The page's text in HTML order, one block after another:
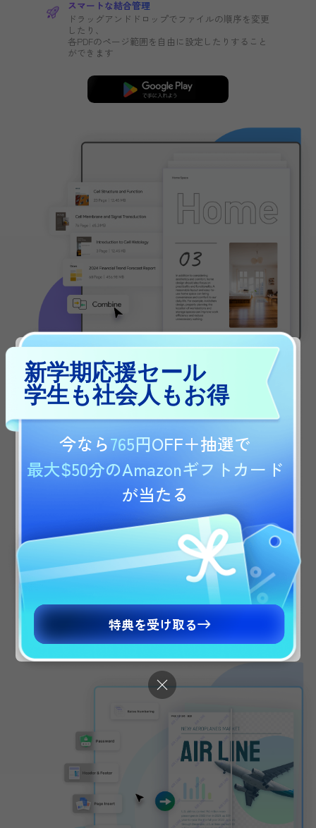
お住まいの地域に合わせたUPDF.comの国別サ
イトに移動しますか？価格、プロモーション、
イベントに関する詳細は、国別サイトで確認で
きます。
Are you visiting updf.com from outside this
region? Visit your regional site for more relevant
pricing, promotions, and events.
Continue to English Site
イタリア語、スペイン語など。
オフラインで、「見えない」安全性
インターネットなしでバッチOCRを実行し
かつ安全にタスクを実行。
3つのテキスト認識モード
今すぐ購入
PDFをバッチで1つに
結合
手間をかけずに無限のPDFファイルを包括的な1つ
ドキュメントに統合し、ドキュメント管理プロセ
利かつ効率的に簡素化します。
3つのアップロードオプション
ファイル、フォルダー、開いているファイ
ストに簡単にアップロード
スマートな結合管理
ドラッグアンドドロップでファイルの順序
したり、
各PDFのページ範囲を自由に設定したりする
ができます
新学期応援セール
学生も社会人もお得
今なら765円OFF＋抽選で
最大$50分のAmazonギフトカード
が当たる
特典を受け取る